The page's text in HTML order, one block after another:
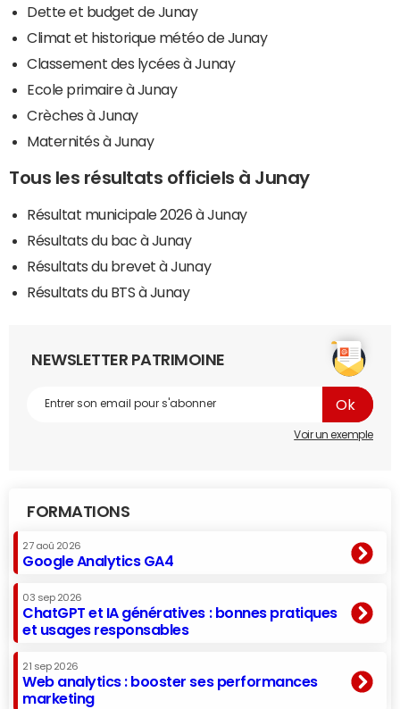
Dette et budget de Junay
Climat et historique météo de Junay
Classement des lycées à Junay
Ecole primaire à Junay
Crèches à Junay
Maternités à Junay
Tous les résultats officiels à Junay
Résultat municipale 2026 à Junay
Résultats du bac à Junay
Résultats du brevet à Junay
Résultats du BTS à Junay
NEWSLETTER PATRIMOINE
Voir un exemple
FORMATIONS
27 aoû 2026
Google Analytics GA4
03 sep 2026
ChatGPT et IA génératives : bonnes pratiques
et usages responsables
21 sep 2026
Web analytics : booster ses performances
marketing